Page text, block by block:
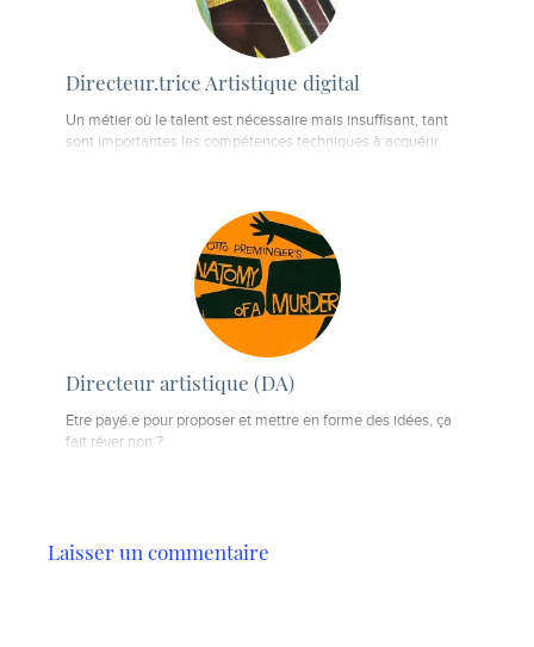
Directeur.trice Artistique digital
Un métier où le talent est nécessaire mais insuffisant, tant
sont importantes les compétences techniques à acquérir.
Directeur artistique (DA)
Etre payé.e pour proposer et mettre en forme des idées, ça
fait rêver non ?
Laisser un commentaire